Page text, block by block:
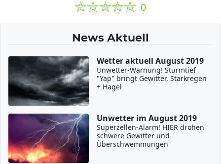
0
News Aktuell
Wetter aktuell August 2019
Unwetter-Warnung! Sturmtief
"Yap" bringt Gewitter, Starkregen
+ Hagel
Unwetter im August 2019
Superzellen-Alarm! HIER drohen
schwere Gewitter und
Überschwemmungen